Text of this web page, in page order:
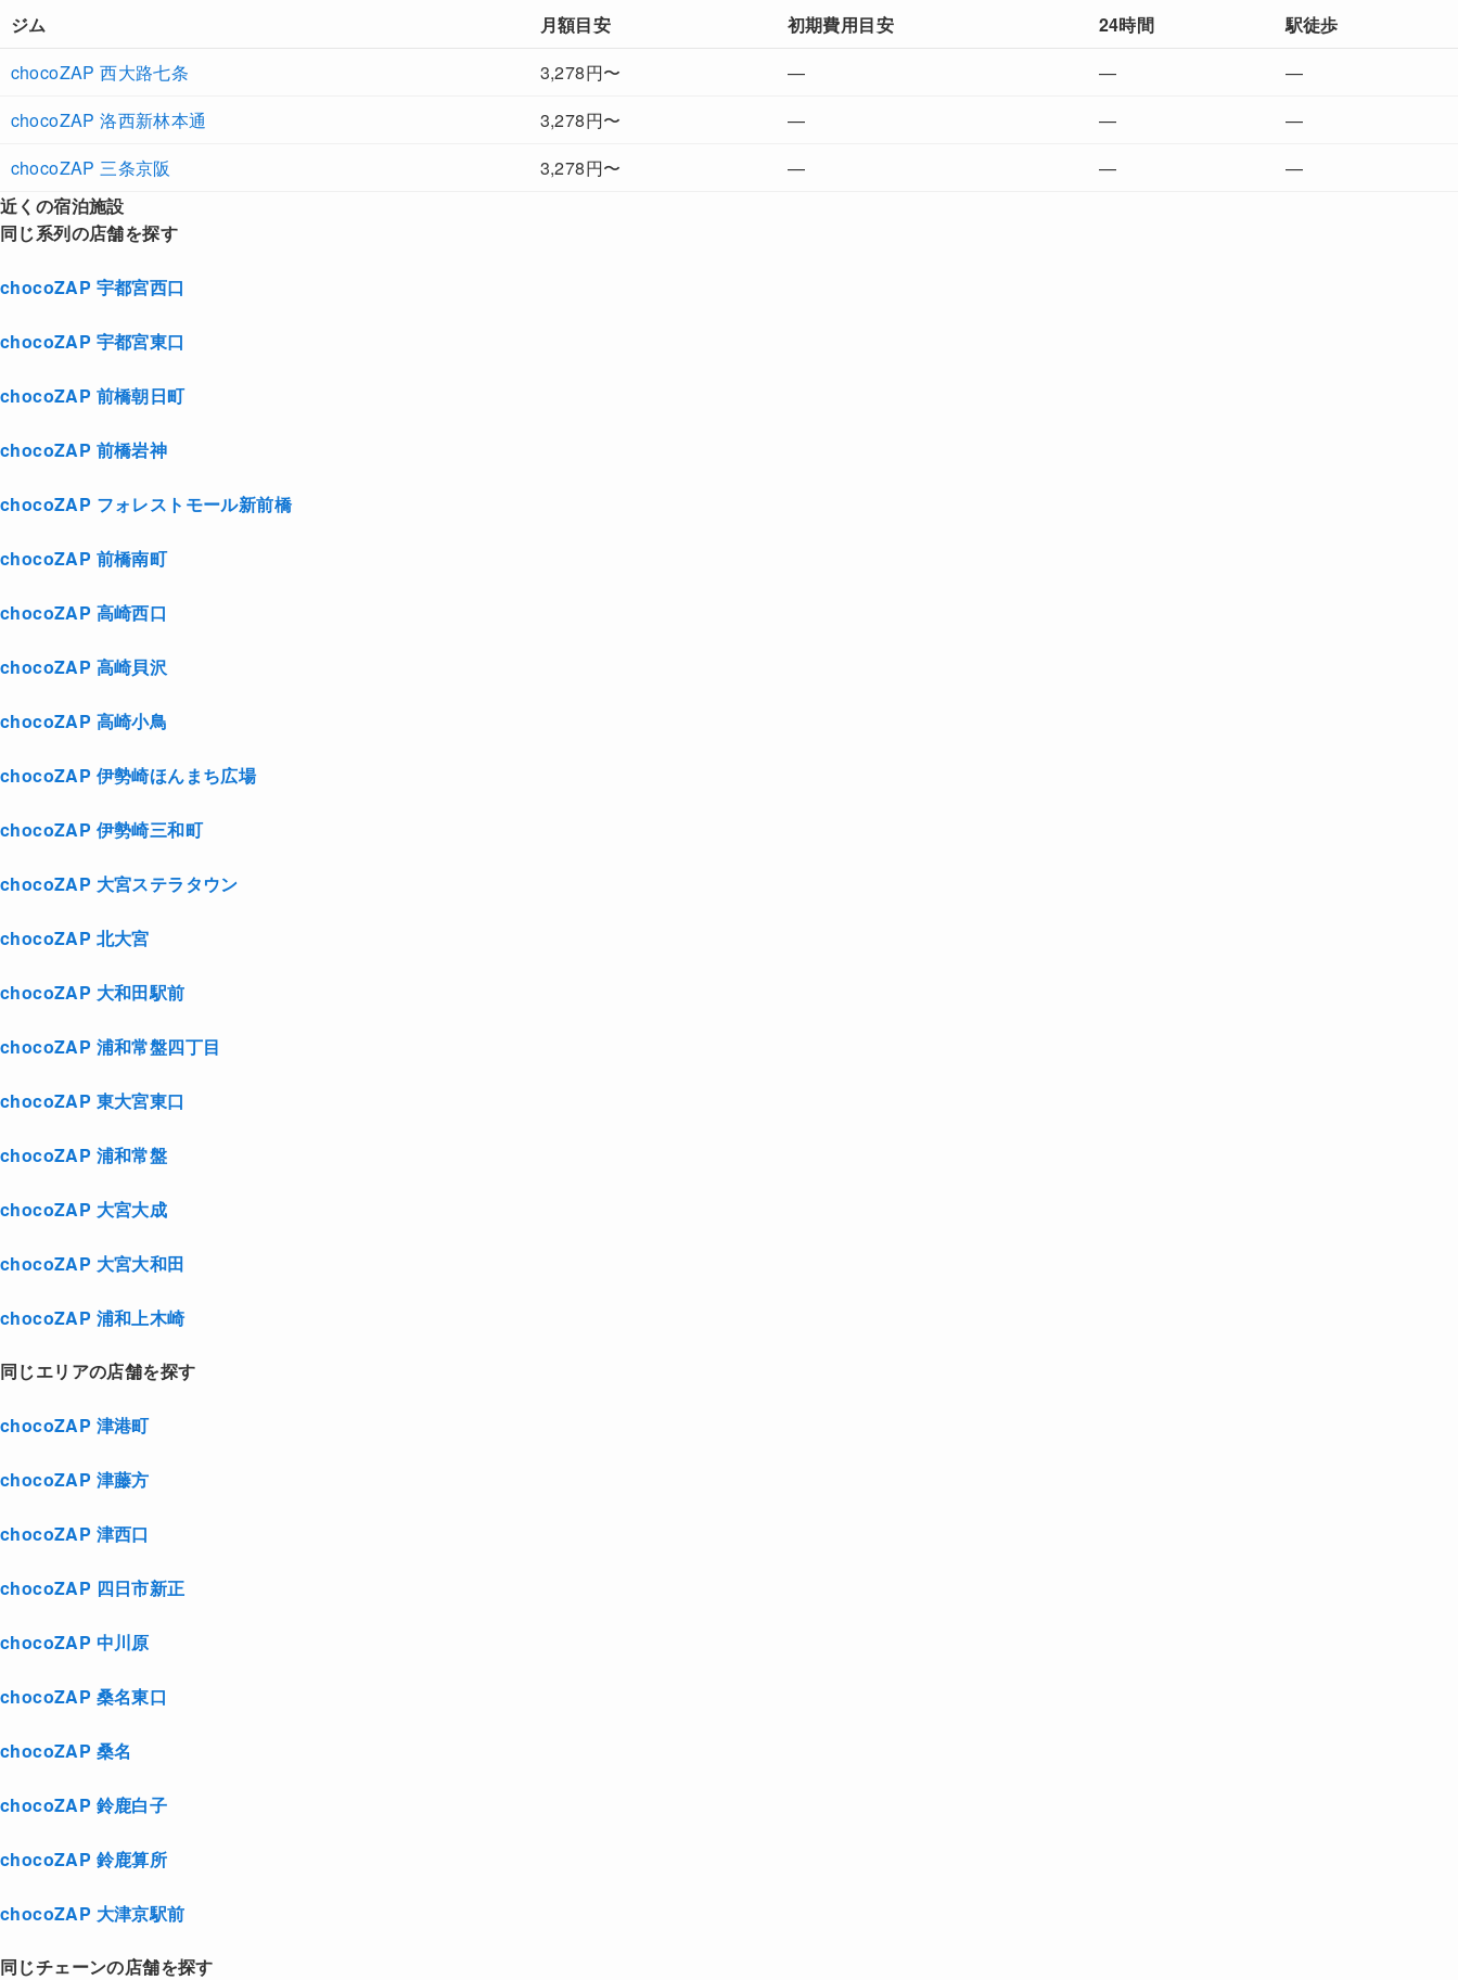
ジム
月額目安 初期費用目安 24時間
駅徒歩
chocoZAP 西大路七条
3,278円〜 — —
—
chocoZAP 洛西新林本通
3,278円〜 — —
—
chocoZAP 三条京阪
3,278円〜 — —
—
近くの宿泊施設
同じ系列の店舗を探す
chocoZAP 宇都宮西口
chocoZAP 宇都宮東口
chocoZAP 前橋朝日町
chocoZAP 前橋岩神
chocoZAP フォレストモール新前橋
chocoZAP 前橋南町
chocoZAP 高崎西口
chocoZAP 高崎貝沢
chocoZAP 高崎小鳥
chocoZAP 伊勢崎ほんまち広場
chocoZAP 伊勢崎三和町
chocoZAP 大宮ステラタウン
chocoZAP 北大宮
chocoZAP 大和田駅前
chocoZAP 浦和常盤四丁目
chocoZAP 東大宮東口
chocoZAP 浦和常盤
chocoZAP 大宮大成
chocoZAP 大宮大和田
chocoZAP 浦和上木崎
同じエリアの店舗を探す
chocoZAP 津港町
chocoZAP 津藤方
chocoZAP 津西口
chocoZAP 四日市新正
chocoZAP 中川原
chocoZAP 桑名東口
chocoZAP 桑名
chocoZAP 鈴鹿白子
chocoZAP 鈴鹿算所
chocoZAP 大津京駅前
同じチェーンの店舗を探す